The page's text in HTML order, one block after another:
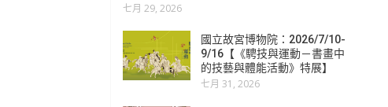
七月 29, 2026
國立故宮博物院：2026/7/10-
9/16【《騁技與運動－書畫中
的技藝與體能活動》特展】
七月 31, 2026